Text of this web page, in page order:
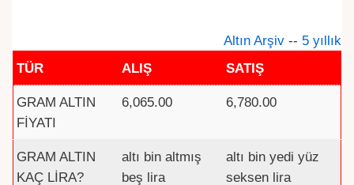
Altın Arşiv -- 5 yıllık
TÜR
ALIŞ SATIŞ
GRAM ALTIN
FİYATI
6,065.00 6,780.00
GRAM ALTIN
KAÇ LİRA?
altı bin altmış
beş lira
altı bin yedi yüz
seksen lira